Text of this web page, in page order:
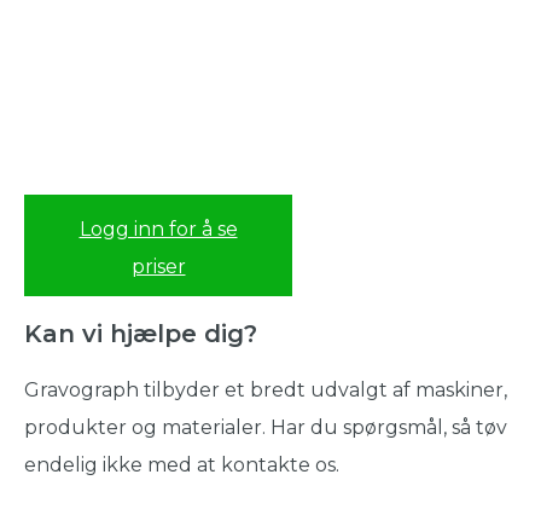
Logg inn for å se
priser
Kan vi hjælpe dig?
Gravograph tilbyder et bredt udvalgt af maskiner,
produkter og materialer. Har du spørgsmål, så tøv
endelig ikke med at kontakte os.